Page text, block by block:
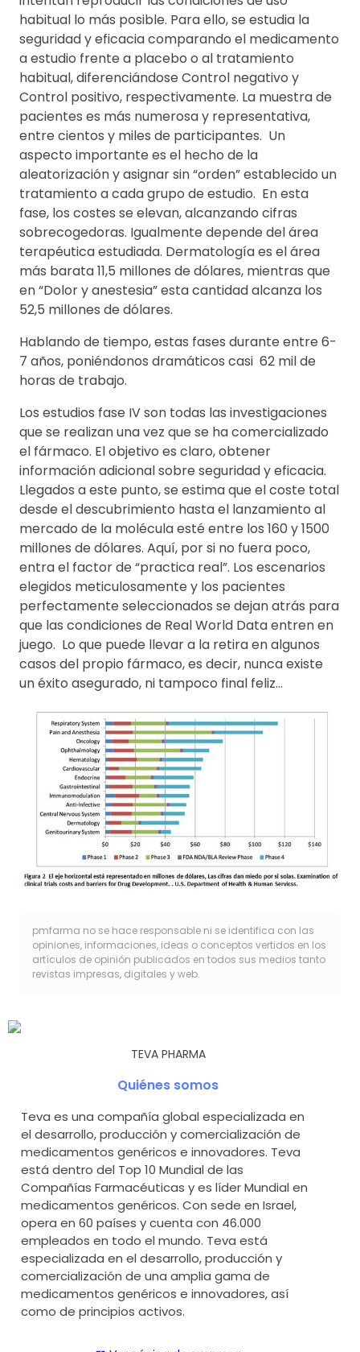
habitual lo más posible. Para ello, se estudia la
seguridad y eficacia comparando el medicamento
a estudio frente a placebo o al tratamiento
habitual, diferenciándose Control negativo y
Control positivo, respectivamente. La muestra de
pacientes es más numerosa y representativa,
entre cientos y miles de participantes. Un
aspecto importante es el hecho de la
aleatorización y asignar sin “orden” establecido un
tratamiento a cada grupo de estudio. En esta
fase, los costes se elevan, alcanzando cifras
sobrecogedoras. Igualmente depende del área
terapéutica estudiada. Dermatología es el área
más barata 11,5 millones de dólares, mientras que
en “Dolor y anestesia” esta cantidad alcanza los
52,5 millones de dólares.
Hablando de tiempo, estas fases durante entre 6-
7 años, poniéndonos dramáticos casi 62 mil de
horas de trabajo.
Los estudios fase IV son todas las investigaciones
que se realizan una vez que se ha comercializado
el fármaco. El objetivo es claro, obtener
información adicional sobre seguridad y eficacia.
Llegados a este punto, se estima que el coste total
desde el descubrimiento hasta el lanzamiento al
mercado de la molécula esté entre los 160 y 1500
millones de dólares. Aquí, por si no fuera poco,
entra el factor de “practica real”. Los escenarios
elegidos meticulosamente y los pacientes
perfectamente seleccionados se dejan atrás para
que las condiciones de Real World Data entren en
juego. Lo que puede llevar a la retira en algunos
casos del propio fármaco, es decir, nunca existe
un éxito asegurado, ni tampoco final feliz…
pmfarma no se hace responsable ni se identifica con las
opiniones, informaciones, ideas o conceptos vertidos en los
artículos de opinión publicados en todos sus medios tanto
revistas impresas, digitales y web.
TEVA PHARMA
Quiénes somos
Teva es una compañía global especializada en
el desarrollo, producción y comercialización de
medicamentos genéricos e innovadores. Teva
está dentro del Top 10 Mundial de las
Compañías Farmacéuticas y es líder Mundial en
medicamentos genéricos. Con sede en Israel,
opera en 60 países y cuenta con 46.000
empleados en todo el mundo. Teva está
especializada en el desarrollo, producción y
comercialización de una amplia gama de
medicamentos genéricos e innovadores, así
como de principios activos.